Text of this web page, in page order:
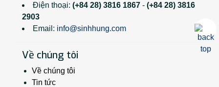
Điện thoại: (+84 28) 3816 1867 - (+84 28) 3816
2903
Email: info@sinhhung.com
Về chúng tôi
Về chúng tôi
Tin tức